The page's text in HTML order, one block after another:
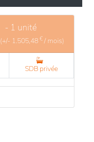
- 1 unité
(+/- 1.505,48 € / mois)
SDB privée